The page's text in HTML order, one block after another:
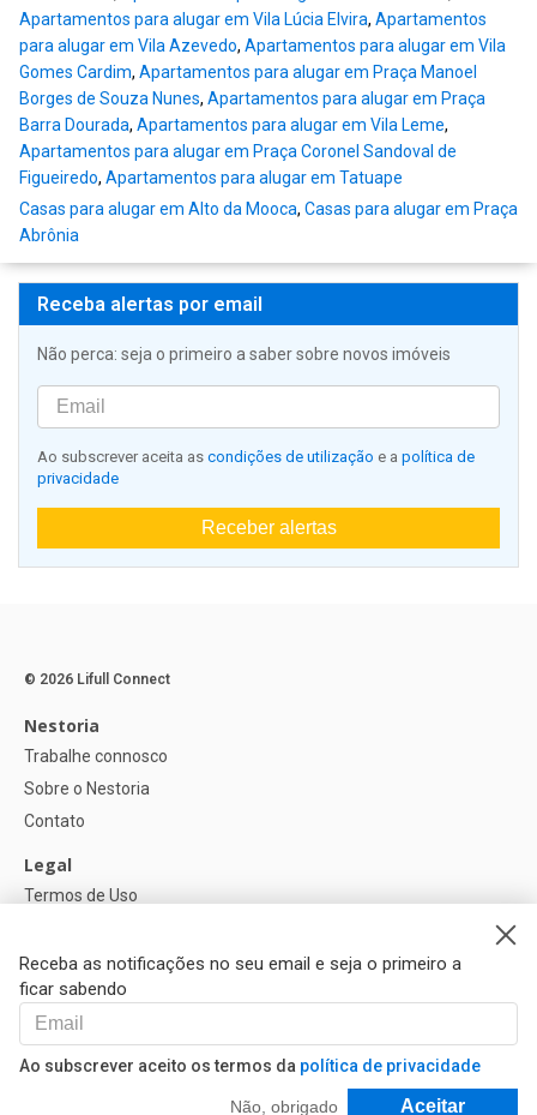
Apartamentos para alugar em Vila Lúcia Elvira, Apartamentos
para alugar em Vila Azevedo, Apartamentos para alugar em Vila
Gomes Cardim, Apartamentos para alugar em Praça Manoel
Borges de Souza Nunes, Apartamentos para alugar em Praça
Barra Dourada, Apartamentos para alugar em Vila Leme,
Apartamentos para alugar em Praça Coronel Sandoval de
Figueiredo, Apartamentos para alugar em Tatuape
Casas para alugar em Alto da Mooca, Casas para alugar em Praça
Abrônia
Receba alertas por email
Não perca: seja o primeiro a saber sobre novos imóveis
Ao subscrever aceita as condições de utilização e a política de
privacidade
Receber alertas
Receba as notificações no seu email e seja o primeiro a
ficar sabendo
Ao subscrever aceito os termos da política de privacidade
Não, obrigado Aceitar
Filtrar e Classificar
© 2026 Lifull Connect
Nestoria
Trabalhe connosco
Sobre o Nestoria
Contato
Legal
Termos de Uso
Política de Cookies
Ajuda
FAQ
Nossos Parceiros